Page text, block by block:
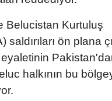
Belucistan Kurtuluş
ön plana
halkının bu